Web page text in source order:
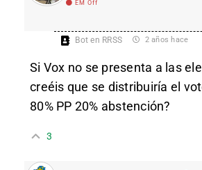
EM Off
Bot en RRSS 2 años hace
Si Vox no se presenta a las
creéis que se distribuiría el
80% PP 20% abstención?
3